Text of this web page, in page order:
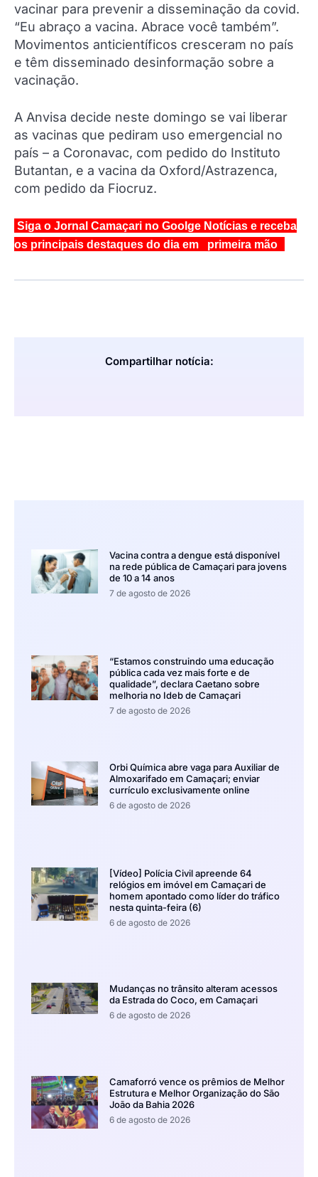
vacinar para prevenir a disseminação da covid.
“Eu abraço a vacina. Abrace você também”.
Movimentos anticientíficos cresceram no país
e têm disseminado desinformação sobre a
vacinação.
A Anvisa decide neste domingo se vai liberar
as vacinas que pediram uso emergencial no
país – a Coronavac, com pedido do Instituto
Butantan, e a vacina da Oxford/Astrazenca,
com pedido da Fiocruz.
Siga o Jornal Camaçari no Goolge Notícias e receba
os principais destaques do dia em primeira mão
Compartilhar notícia:
Vacina contra a dengue está disponível
na rede pública de Camaçari para jovens
de 10 a 14 anos
7 de agosto de 2026
“Estamos construindo uma educação
pública cada vez mais forte e de
qualidade”, declara Caetano sobre
melhoria no Ideb de Camaçari
7 de agosto de 2026
Orbi Química abre vaga para Auxiliar de
Almoxarifado em Camaçari; enviar
currículo exclusivamente online
6 de agosto de 2026
[Vídeo] Polícia Civil apreende 64
relógios em imóvel em Camaçari de
homem apontado como líder do tráfico
nesta quinta-feira (6)
6 de agosto de 2026
Mudanças no trânsito alteram acessos
da Estrada do Coco, em Camaçari
6 de agosto de 2026
Camaforró vence os prêmios de Melhor
Estrutura e Melhor Organização do São
João da Bahia 2026
6 de agosto de 2026